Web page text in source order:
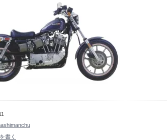
書く